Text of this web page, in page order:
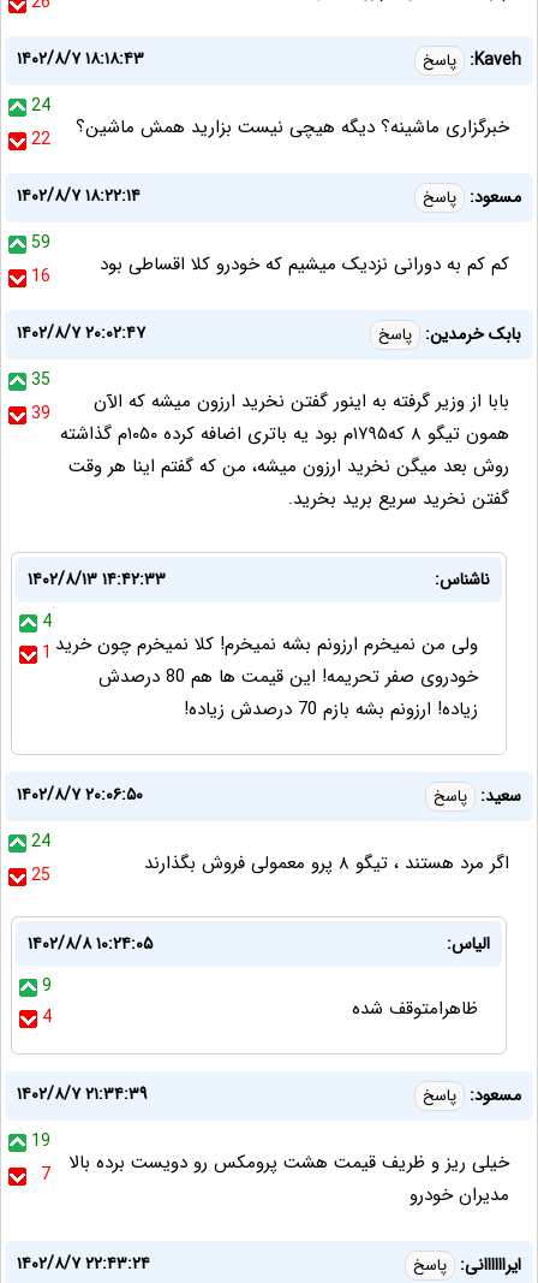
Kaveh: پاسخ
۱۴۰۲/۸/۷ ۱۸:۱۸:۴۳
24
22
خبرگزاری ماشینه؟ دیگه هیچی نیست بزارید همش ماشین؟
مسعود: پاسخ
۱۴۰۲/۸/۷ ۱۸:۲۲:۱۴
59
16
کم کم به دورانی نزدیک میشیم که خودرو کلا اقساطی بود
بابک خرمدین: پاسخ
۱۴۰۲/۸/۷ ۲۰:۰۲:۴۷
35
39
بابا از وزیر گرفته به اینور گفتن نخرید ارزون میشه که الآن
همون تیگو ۸ که۱۷۹۵م بود یه باتری اضافه کرده ۱۰۵۰م گذاشته
روش بعد میگن نخرید ارزون میشه، من که گفتم اینا هر وقت
گفتن نخرید سریع برید بخرید.
ناشناس:
۱۴۰۲/۸/۱۳ ۱۴:۴۲:۳۳
4
1 ولی من نمیخرم ارزونم بشه نمیخرم! کلا نمیخرم چون خرید
خودروی صفر تحریمه! این قیمت ها هم 80 درصدش
زیاده! ارزونم بشه بازم 70 درصدش زیاده!
سعید: پاسخ
۱۴۰۲/۸/۷ ۲۰:۰۶:۵۰
24
25
اگر مرد هستند ، تیگو ۸ پرو معمولی فروش بگذارند
الیاس:
۱۴۰۲/۸/۸ ۱۰:۲۴:۰۵
9
4
ظاهرامتوقف شده
مسعود: پاسخ
۱۴۰۲/۸/۷ ۲۱:۳۴:۳۹
19
7
خیلی ریز و ظریف قیمت هشت پرومکس رو دویست برده بالا
مدیران خودرو
ایراااااانی: پاسخ
۱۴۰۲/۸/۷ ۲۲:۴۳:۲۴